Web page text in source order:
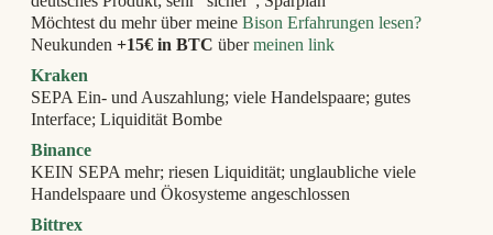
Möchtest du mehr über meine Bison Erfahrungen lesen?
Neukunden +15€ in BTC übermeinen link
Kraken
SEPA Ein- und Auszahlung; viele Handelspaare; gutes
Interface; Liquidität Bombe
Binance
KEIN SEPA mehr; riesen Liquidität; unglaubliche viele
Handelspaare und Ökosysteme angeschlossen
Bittrex